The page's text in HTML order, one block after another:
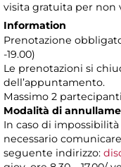
visita gratuita per non
Information
Prenotazione
-19.00)
Le prenotazioni si
dell’appuntamento.
Massimo 2
Modalità di
In caso di
necessario
seguente indirizzo: